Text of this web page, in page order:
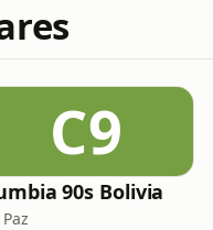
C9
90s Bolivia